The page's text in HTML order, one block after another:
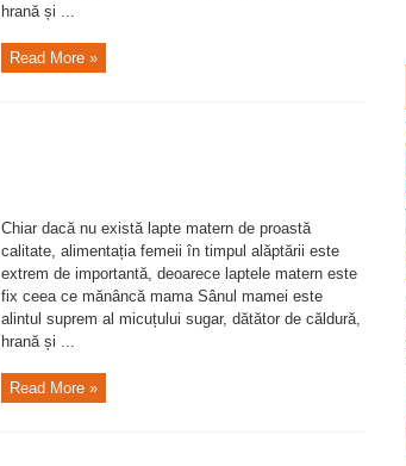
hrană și ...
Read More »
Chiar dacă nu există lapte matern de proastă
calitate, alimentația femeii în timpul alăptării este
extrem de importantă, deoarece laptele matern este
fix ceea ce mănâncă mama Sânul mamei este
alintul suprem al micuțului sugar, dătător de căldură,
hrană și ...
Read More »